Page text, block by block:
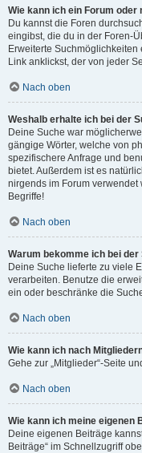
Wie kann ich ein Forum
Du kannst die Foren
eingibst, die du in der Foren-
Erweiterte Suchmöglichkeiten
Link anklickst, der von jeder
Nach oben
Weshalb erhalte ich bei der
Deine Suche war
gängige Wörter, welche von
spezifischere Anfrage und
bietet. Außerdem ist es
nirgends im Forum
Begriffe!
Nach oben
Warum bekomme ich bei
Deine Suche lieferte zu viele
verarbeiten. Benutze die
ein oder beschränke die
Nach oben
Wie kann ich nach
Gehe zur „Mitglieder“-Seite
Nach oben
Wie kann ich meine eigenen
Deine eigenen Beiträge
Beiträge“ im Schnellzugriff